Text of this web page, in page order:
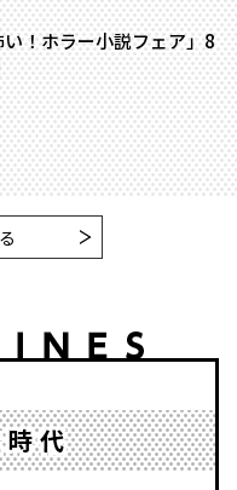
！ホラー小説フェア」8
代